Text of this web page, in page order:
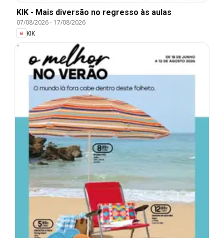
KIK - Mais diversão no regresso às aulas
07/08/2026- 17/08/2026
KIK